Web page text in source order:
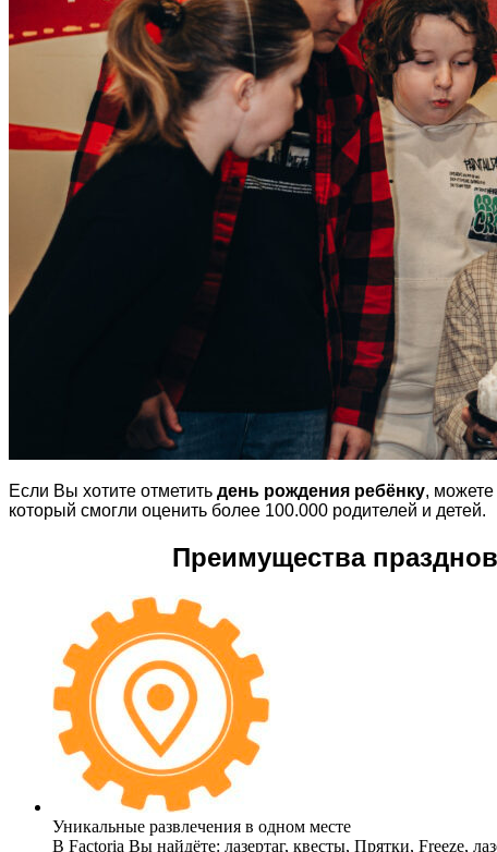
Если Вы хотите отметить день рождения ребёнку,
который смогли оценить более 100.000 родителей и детей.
Преимущества
Уникальные развлечения в одном месте
В Factoria Вы найдёте: лазертаг, квесты, Прятки, Freeze,